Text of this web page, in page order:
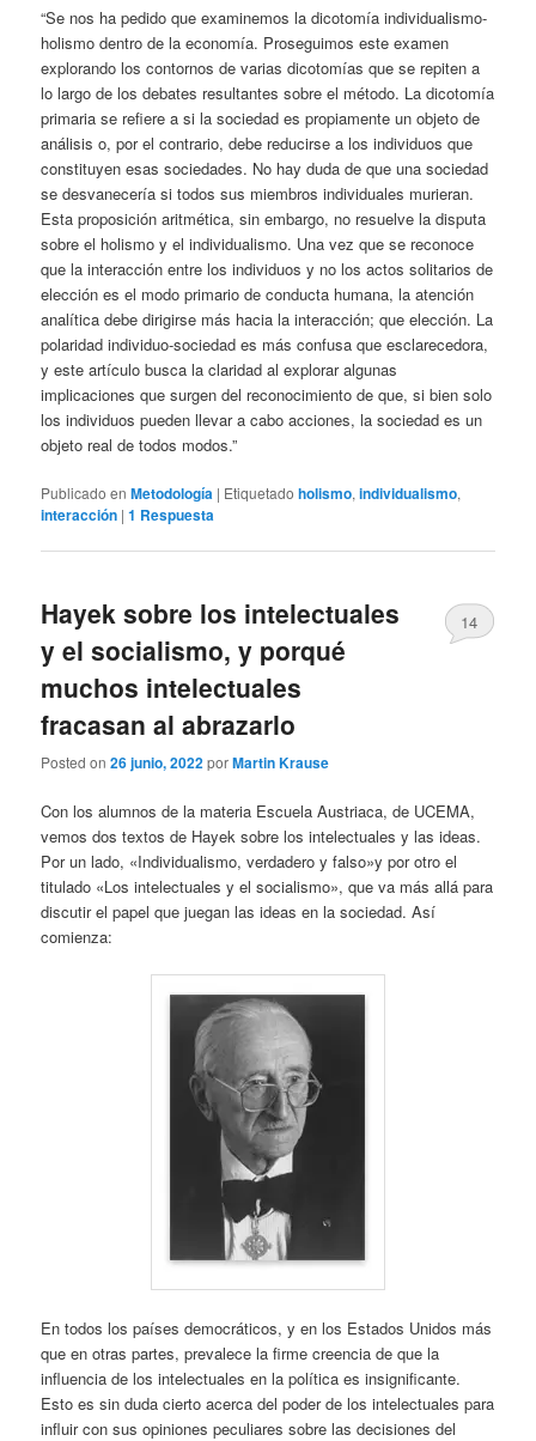
“Se nos ha pedido que examinemos la dicotomía individualismo-
holismo dentro de la economía. Proseguimos este examen
explorando los contornos de varias dicotomías que se repiten a
lo largo de los debates resultantes sobre el método. La dicotomía
primaria se refiere a si la sociedad es propiamente un objeto de
análisis o, por el contrario, debe reducirse a los individuos que
constituyen esas sociedades. No hay duda de que una sociedad
se desvanecería si todos sus miembros individuales murieran.
Esta proposición aritmética, sin embargo, no resuelve la disputa
sobre el holismo y el individualismo. Una vez que se reconoce
que la interacción entre los individuos y no los actos solitarios de
elección es el modo primario de conducta humana, la atención
analítica debe dirigirse más hacia la interacción; que elección. La
polaridad individuo-sociedad es más confusa que esclarecedora,
y este artículo busca la claridad al explorar algunas
implicaciones que surgen del reconocimiento de que, si bien solo
los individuos pueden llevar a cabo acciones, la sociedad es un
objeto real de todos modos.”
Publicado en Metodología | Etiquetado holismo,individualismo,
interacción |1 Respuesta
Hayek sobre los intelectuales
y el socialismo, y porqué
muchos intelectuales
fracasan al abrazarlo
Posted on26 junio, 2022porMartin Krause
14
Con los alumnos de la materia Escuela Austriaca, de UCEMA,
vemos dos textos de Hayek sobre los intelectuales y las ideas.
Por un lado, «Individualismo, verdadero y falso»y por otro el
titulado «Los intelectuales y el socialismo», que va más allá para
discutir el papel que juegan las ideas en la sociedad. Así
comienza:
En todos los países democráticos, y en los Estados Unidos más
que en otras partes, prevalece la firme creencia de que la
influencia de los intelectuales en la política es insignificante.
Esto es sin duda cierto acerca del poder de los intelectuales para
influir con sus opiniones peculiares sobre las decisiones del